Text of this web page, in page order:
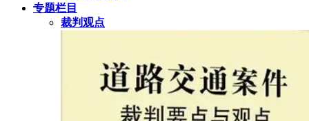
专题栏目
裁判观点